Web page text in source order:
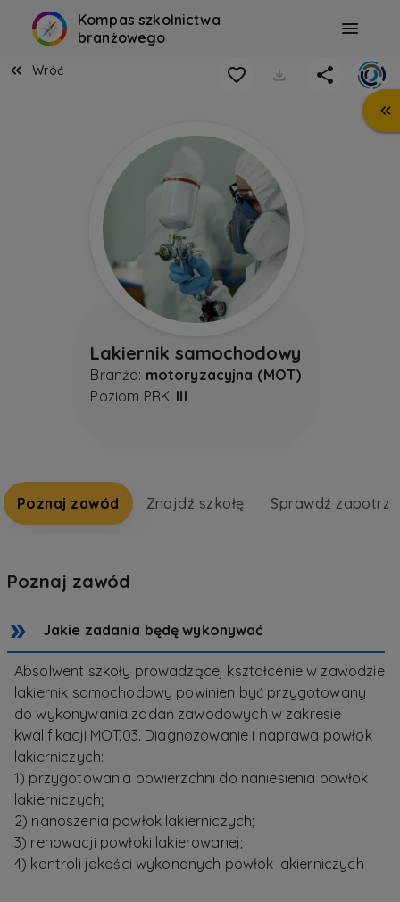
Kompas szkolnictwa
branżowego
Wróć
Lakiernik samochodowy
Branża: motoryzacyjna (MOT)
Poziom PRK: III
Poznaj zawód Znajdź szkołę Sprawdź
Poznaj zawód
Jakie zadania będę wykonywać
Absolwent szkoły prowadzącej kształcenie w zawodzie
lakiernik samochodowy powinien być przygotowany
do wykonywania zadań zawodowych w zakresie
kwalifikacji MOT.03. Diagnozowanie i naprawa powłok
lakierniczych:
1) przygotowania powierzchni do naniesienia powłok
lakierniczych;
2) nanoszenia powłok lakierniczych;
3) renowacji powłoki lakierowanej;
4) kontroli jakości wykonanych powłok lakierniczych